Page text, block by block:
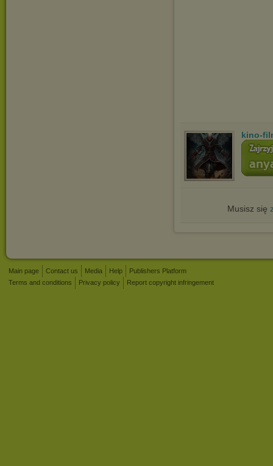
kino-
Musisz się
Main page Contact us Media Help
Publishers Platform
Terms and conditions
Privacy policy Report copyright infringement